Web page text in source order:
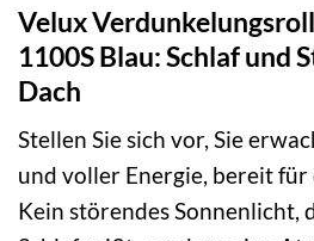
Velux
1100S Blau: Schlaf und
Dach
Stellen Sie sich vor, Sie
und voller Energie, bereit für
Kein störendes Sonnenlicht,